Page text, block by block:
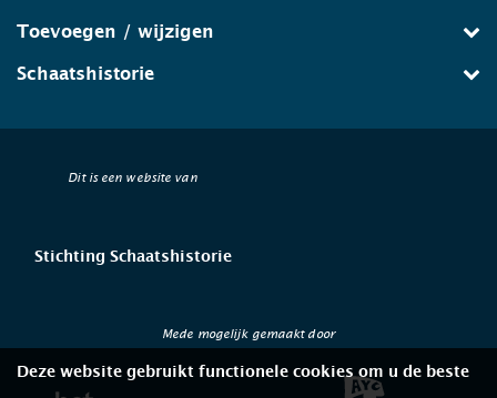
Toevoegen / wijzigen
Schaatshistorie
Dit is een website van
Stichting Schaatshistorie
Mede mogelijk gemaakt door
Deze website gebruikt functionele cookies om u de beste